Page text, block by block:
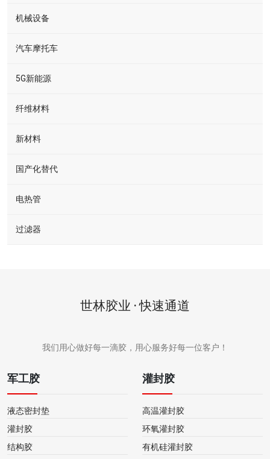
机械设备
汽车摩托车
5G新能源
纤维材料
新材料
国产化替代
电热管
过滤器
世林胶业 · 快速通道
我们用心做好每一滴胶，用心服务好每一位客户！
军工胶
液态密封垫
灌封胶
结构胶
灌封胶
高温灌封胶
环氧灌封胶
有机硅灌封胶